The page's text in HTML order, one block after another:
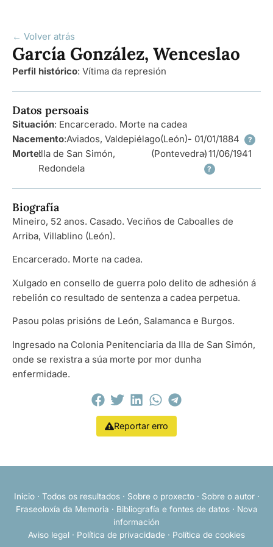
← Volver atrás
García González, Wenceslao
Perfil histórico: Vítima da represión
Datos persoais
Situación: Encarcerado. Morte na cadea
Nacemento:Aviados, Valdepiélago(León)- 01/01/1884 ?
Morte:
Illa de San Simón,
Redondela
(Pontevedra)- 11/06/1941
?
Biografía
Mineiro, 52 anos. Casado. Veciños de Caboalles de
Arriba, Villablino (León).
Encarcerado. Morte na cadea.
Xulgado en consello de guerra polo delito de adhesión á
rebelión co resultado de sentenza a cadea perpetua.
Pasou polas prisións de León, Salamanca e Burgos.
Ingresado na Colonia Penitenciaria da Illa de San Simón,
onde se rexistra a súa morte por mor dunha
enfermidade.
Reportar erro
Inicio· Todos os resultados· Sobre o proxecto· Sobre o autor·
Fraseoloxía da Memoria · Bibliografía e fontes de datos· Nova
información
Aviso legal · Política de privacidade · Política de cookies